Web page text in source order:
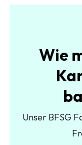
Wie
Unser BFSG